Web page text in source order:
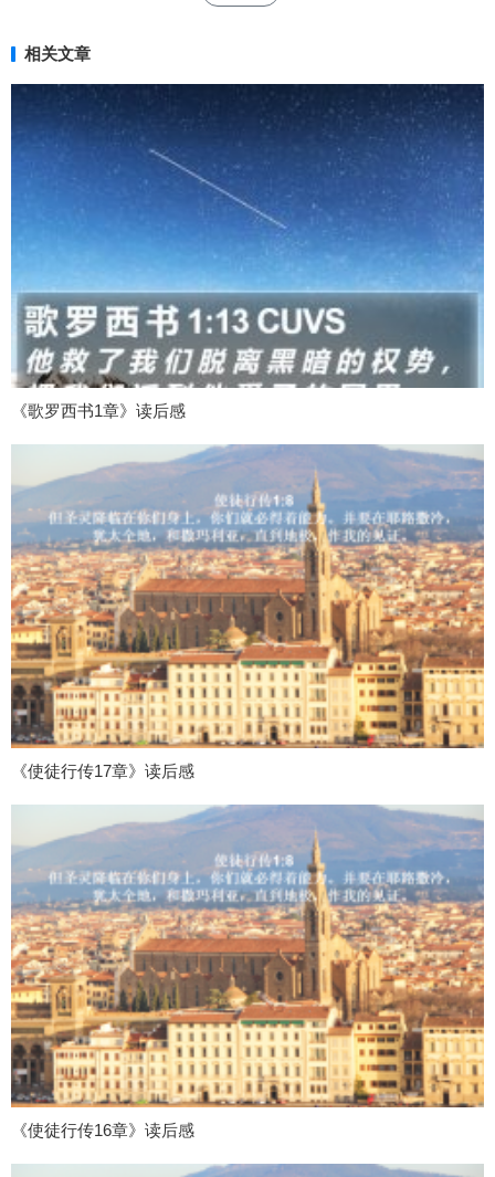
相关文章
《歌罗西书1章》读后感
《使徒行传17章》读后感
《使徒行传16章》读后感